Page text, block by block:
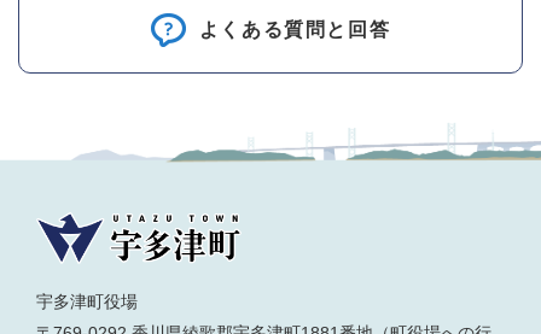
よくある質問と回答
宇多津町役場